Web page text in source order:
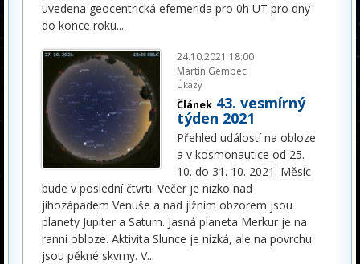
uvedena geocentrická efemerida pro 0h UT pro dny
do konce roku...
24.10.2021 18:00
Martin Gembec
Úkazy
Článek 43. vesmírný
týden 2021
Přehled událostí na obloze
a v kosmonautice od 25.
10. do 31. 10. 2021. Měsíc
bude v poslední čtvrti. Večer je nízko nad
jihozápadem Venuše a nad jižním obzorem jsou
planety Jupiter a Saturn. Jasná planeta Merkur je na
ranní obloze. Aktivita Slunce je nízká, ale na povrchu
jsou pěkné skvrny. V...